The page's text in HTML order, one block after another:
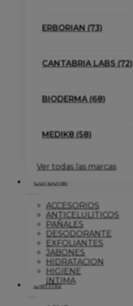
ERBORIAN (73)
CANTABRIA LABS (72)
BIODERMA (68)
MEDIK8 (58)
Ver todas las marcas
Corporal
ACCESORIOS
ANTICELULITICOS
PAÑALES
DESODORANTE
EXFOLIANTES
JABONES
HIDRATACION
HIGIENE
INTIMA
Dermo